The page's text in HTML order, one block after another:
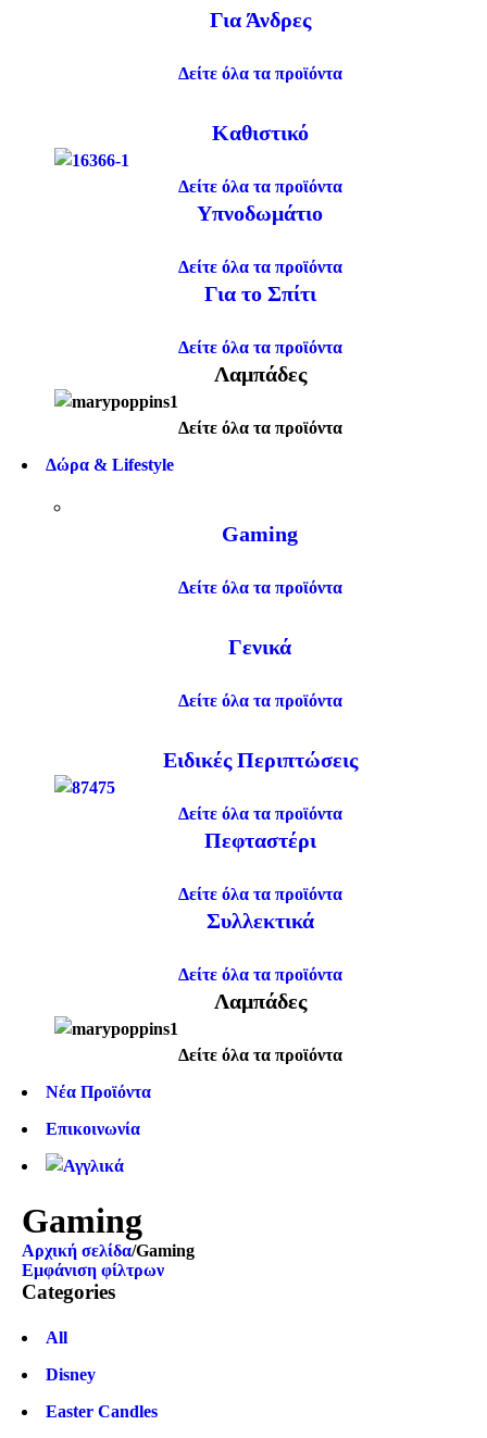
Για Άνδρες
Δείτε όλα τα προϊόντα
Καθιστικό
Δείτε όλα τα προϊόντα
Υπνοδωμάτιο
Δείτε όλα τα προϊόντα
Για το Σπίτι
Δείτε όλα τα προϊόντα
Λαμπάδες
Δείτε όλα τα προϊόντα
Δώρα & Lifestyle
Gaming
Δείτε όλα τα προϊόντα
Γενικά
Δείτε όλα τα προϊόντα
Ειδικές Περιπτώσεις
Δείτε όλα τα προϊόντα
Πεφταστέρι
Δείτε όλα τα προϊόντα
Συλλεκτικά
Δείτε όλα τα προϊόντα
Λαμπάδες
Δείτε όλα τα προϊόντα
Νέα Προϊόντα
Επικοινωνία
Gaming
Αρχική σελίδα/Gaming
Εμφάνιση φίλτρων
Categories
All
Disney
Easter Candles